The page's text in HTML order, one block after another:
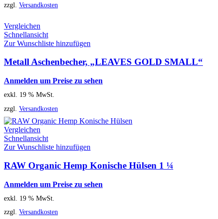
zzgl. Versandkosten
Vergleichen
Schnellansicht
Zur Wunschliste hinzufügen
Metall Aschenbecher, „LEAVES GOLD SMALL“
Anmelden um Preise zu sehen
exkl. 19 % MwSt.
zzgl. Versandkosten
Vergleichen
Schnellansicht
Zur Wunschliste hinzufügen
RAW Organic Hemp Konische Hülsen 1 ¼
Anmelden um Preise zu sehen
exkl. 19 % MwSt.
zzgl. Versandkosten